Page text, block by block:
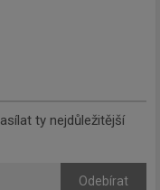
ty nejdůležitější
Odebírat